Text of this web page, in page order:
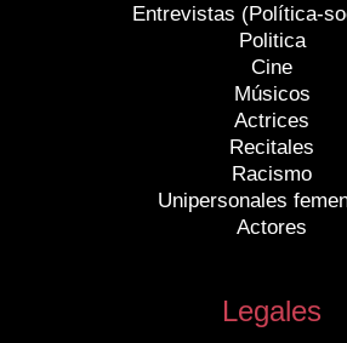
Entrevistas (Política-
Politica
Cine
Músicos
Actrices
Recitales
Racismo
Unipersonales
Actores
Legales